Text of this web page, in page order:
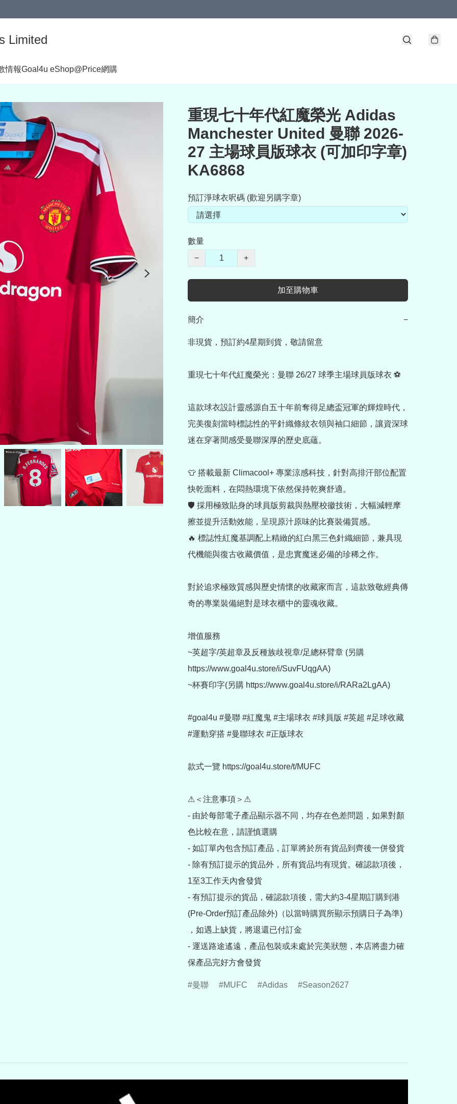
Limited
情報Goal4u eShop@Price網購
重現七十年代紅魔榮光 Adidas
Manchester United 曼聯 2026-
27 主場球員版球衣 (可加印字章)
KA6868
預訂淨球衣呎碼 (歡迎另購字章)
數量
−
+
加至購物車
簡介 −
非現貨，預訂約4星期到貨，敬請留意
重現七十年代紅魔榮光：曼聯 26/27 球季主場球員版球衣 ⚽
這款球衣設計靈感源自五十年前奪得足總盃冠軍的輝煌時代，
完美復刻當時標誌性的平針織條紋衣領與袖口細節，讓資深球
迷在穿著間感受曼聯深厚的歷史底蘊。
👕 搭載最新 Climacool+ 專業涼感科技，針對高排汗部位配置
快乾面料，在悶熱環境下依然保持乾爽舒適。
🛡️ 採用極致貼身的球員版剪裁與熱壓校徽技術，大幅減輕摩
擦並提升活動效能，呈現原汁原味的比賽裝備質感。
🔥 標誌性紅魔基調配上精緻的紅白黑三色針織細節，兼具現
代機能與復古收藏價值，是忠實魔迷必備的珍稀之作。
對於追求極致質感與歷史情懷的收藏家而言，這款致敬經典傳
奇的專業裝備絕對是球衣櫃中的靈魂收藏。
增值服務
~英超字/英超章及反種族歧視章/足總杯臂章 (另購
https://www.goal4u.store/i/SuvFUqgAA)
~杯賽印字(另購 https://www.goal4u.store/i/RARa2LgAA)
#goal4u #曼聯 #紅魔鬼 #主場球衣 #球員版 #英超 #足球收藏
#運動穿搭 #曼聯球衣 #正版球衣
款式一覽 https://goal4u.store/t/MUFC
⚠＜注意事項＞⚠
- 由於每部電子產品顯示器不同，均存在色差問題，如果對顏
色比較在意，請謹慎選購
- 如訂單內包含預訂產品，訂單將於所有貨品到齊後一併發貨
- 除有預訂提示的貨品外，所有貨品均有現貨。確認款項後，
1至3工作天內會發貨
- 有預訂提示的貨品，確認款項後，需大約3-4星期訂購到港
(Pre-Order預訂產品除外)（以當時購買所顯示預購日子為準)
，如遇上缺貨，將退還已付訂金
- 運送路途遙遠，產品包裝或未處於完美狀態，本店將盡力確
保產品完好方會發貨
曼聯 MUFC Adidas Season2627